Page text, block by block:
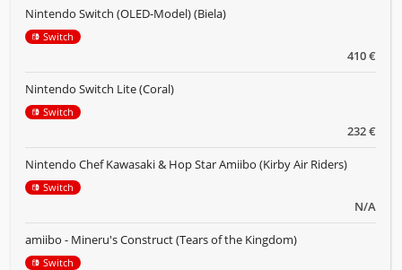
410 €
Nintendo Switch (OLED-Model) (Biela)
Switch
232 €
Nintendo Switch Lite (Coral)
Switch
N/A
Nintendo Chef Kawasaki & Hop Star Amiibo (Kirby Air Riders)
Switch
amiibo - Mineru's Construct (Tears of the Kingdom)
Switch